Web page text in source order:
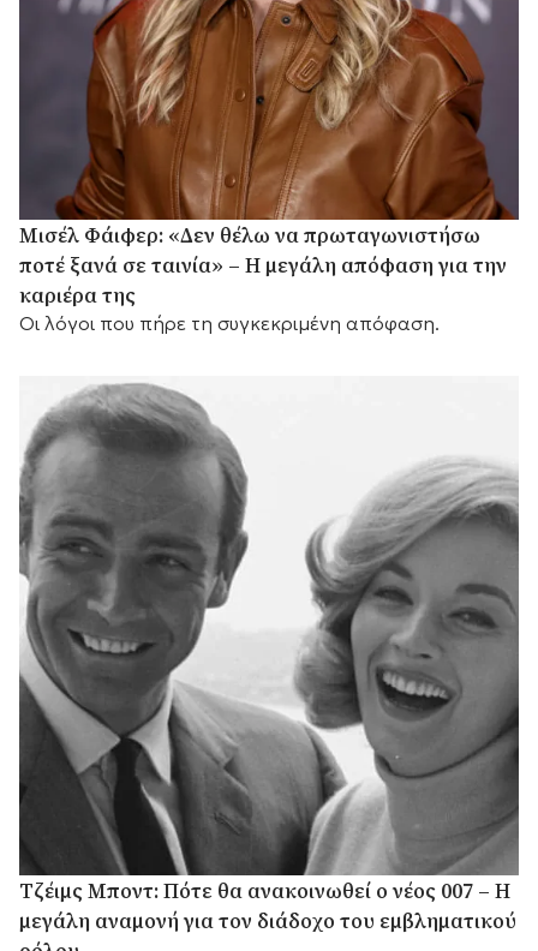
Μισέλ Φάιφερ: «Δεν θέλω να πρωταγωνιστήσω
ποτέ ξανά σε ταινία» – Η μεγάλη απόφαση για την
καριέρα της
Οι λόγοι που πήρε τη συγκεκριμένη απόφαση.
Τζέιμς Μποντ: Πότε θα ανακοινωθεί ο νέος 007 – Η
μεγάλη αναμονή για τον διάδοχο του εμβληματικού